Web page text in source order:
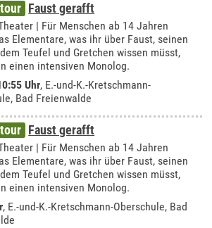
Faust gerafft
| Für Menschen ab 14 Jahren
Elementare, was ihr über Faust, seinen
Teufel und Gretchen wissen müsst,
einen intensiven Monolog.
Uhr, E.-und-K.-Kretschmann-
Bad Freienwalde
Faust gerafft
| Für Menschen ab 14 Jahren
Elementare, was ihr über Faust, seinen
Teufel und Gretchen wissen müsst,
einen intensiven Monolog.
, E.-und-K.-Kretschmann-Oberschule, Bad